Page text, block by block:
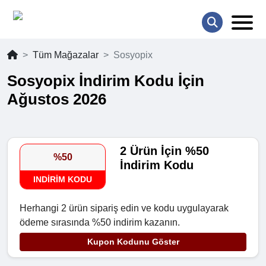
Tüm Mağazalar Sosyopix
Sosyopix İndirim Kodu İçin
Ağustos 2026
%50
INDIRIM KODU
2 Ürün İçin %50
İndirim Kodu
Herhangi 2 ürün sipariş edin ve kodu uygulayarak
ödeme sırasında %50 indirim kazanın.
Kupon Kodunu Göster